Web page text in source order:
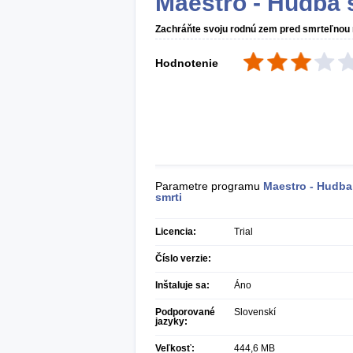
Zachráňte svoju rodnú zem pred smrteľnou
Hodnotenie
Parametre programu Maestro - Hudba
smrti
Licencia: Trial
Číslo verzie:
Inštaluje sa: Áno
Podporované
jazyky:
Slovenskí
Veľkosť: 444,6 MB